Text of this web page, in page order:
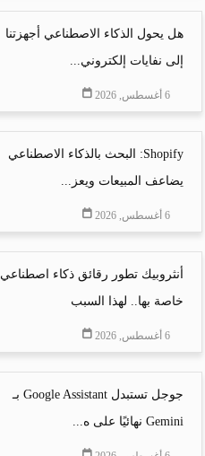
هل يحول الذكاء الاصطناعي أجهزتنا
إلى نفايات إلكتروني...
6 أغسطس, 2026
Shopify: البحث بالذكاء الاصطناعي
يضاعف المبيعات ويعز...
6 أغسطس, 2026
أنثروبيك تطور رقائق ذكاء اصطناعي
خاصة بها.. لهذا السبب
6 أغسطس, 2026
جوجل تستبدل Google Assistant بـ
Gemini نهائيًا على ه...